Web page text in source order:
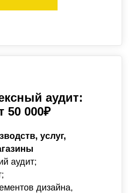
аудит:
50 000₽
услуг,
аудит;
дизайна,